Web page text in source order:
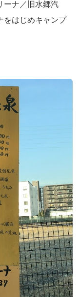
ーナ／旧水郷汽
をはじめキャンプ